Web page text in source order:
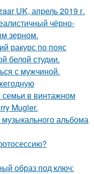
UK, апрель 2019 г.
чёрно-
зерном.
ракурс по пояс
белой студии.
с мужчиной.
семьи в винтажном
Mugler.
альбома
образ под ключ: